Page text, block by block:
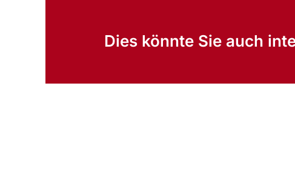
Dies könnte Sie auch